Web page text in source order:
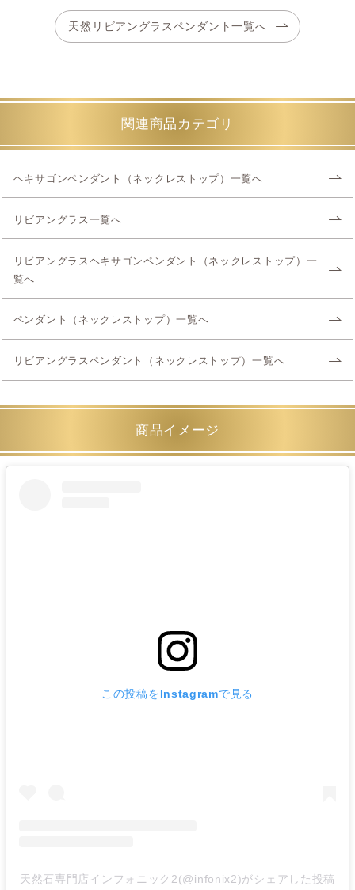
天然リビアングラスペンダント一覧へ
関連商品カテゴリ
ヘキサゴンペンダント（ネックレストップ）一覧へ
リビアングラス一覧へ
リビアングラスヘキサゴンペンダント（ネックレストップ）一
覧へ
ペンダント（ネックレストップ）一覧へ
リビアングラスペンダント（ネックレストップ）一覧へ
商品イメージ
この投稿をInstagramで見る
天然石専門店インフォニック2(@infonix2)がシェアした投稿